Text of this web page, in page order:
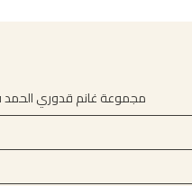
مجموعة غانم قدوري الحمد